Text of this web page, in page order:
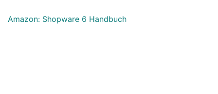
Amazon: Shopware 6 Handbuch